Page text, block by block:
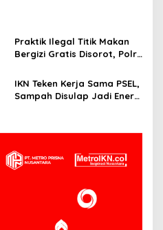
Praktik Ilegal Titik Makan
Bergizi Gratis Disorot, Polri
IKN Teken Kerja Sama PSEL,
Sampah Disulap Jadi Energi